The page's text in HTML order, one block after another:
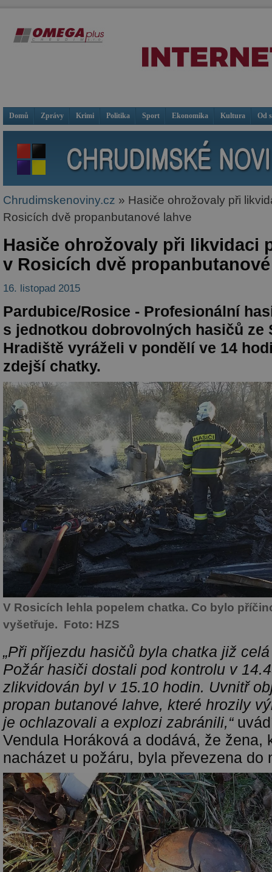
Domů Zprávy Krimi Politika Sport Ekonomika Kultura Od
Chrudimskenoviny.cz » Hasiče ohrožovaly při
Rosicích dvě propanbutanové lahve
Hasiče ohrožovaly při likvidaci
v Rosicích dvě
16. listopad 2015
Pardubice/Rosice - Profesionální
s jednotkou dobrovolných hasičů ze
Hradiště vyráželi v pondělí ve 14
zdejší chatky.
V Rosicích lehla popelem chatka. Co bylo
vyšetřuje. Foto: HZS
„Při příjezdu hasičů byla chatka již
Požár hasiči dostali pod kontrolu v
zlikvidován byl v 15.10 hodin. Uvnitř
propan butanové lahve, které hrozily
je ochlazovali a explozi zabránili,“
Vendula Horáková a dodává, že žena,
nacházet u požáru, byla převezena do